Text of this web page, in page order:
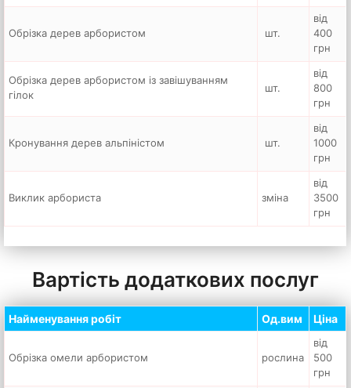
Обрізка дерев арбористом шт.
від
400
грн
Обрізка дерев арбористом із завішуванням
гілок
шт.
від
800
грн
Кронування дерев альпіністом шт.
від
1000
грн
Виклик арбориста зміна
від
3500
грн
Вартість додаткових послуг
Найменування робіт Од.вим Ціна
Обрізка омели арбористом рослина
від
500
грн